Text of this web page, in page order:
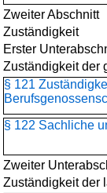
Zweiter Abschnitt
Zuständigkeit
Erster
Zuständigkeit der
§ 121
§ 122 Sachliche
Zweiter
Zuständigkeit der